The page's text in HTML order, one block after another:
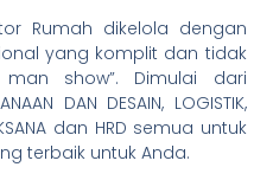
Rumah dikelola dengan
yang komplit dan tidak
show”. Dimulai dari
DAN DESAIN, LOGISTIK,
dan HRD semua untuk
terbaik untuk Anda.